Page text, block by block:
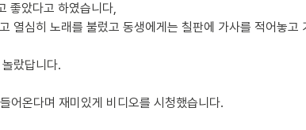
좋았다고 하였습니다,
열심히 노래를 불렀고 동생에게는 칠판에 가사를 적어놓고
랐답니다.
어온다며 재미있게 비디오를 시청했습니다.